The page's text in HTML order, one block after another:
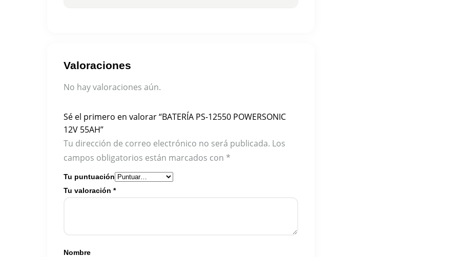
Valoraciones
No hay valoraciones aún.
Sé el primero en valorar “BATERÍA PS-12550 POWERSONIC
12V 55AH”
Tu dirección de correo electrónico no será publicada. Los
campos obligatorios están marcados con *
Tu puntuación
Tu valoración *
Nombre